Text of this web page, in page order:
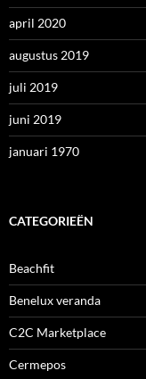
april 2020
augustus 2019
juli 2019
juni 2019
januari 1970
CATEGORIEËN
Beachfit
Benelux veranda
C2C Marketplace
Cermepos